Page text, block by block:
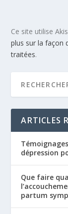
Ce site utilise
plus sur la façon
traitées.
ARTICLES
dépression
Que faire
partum